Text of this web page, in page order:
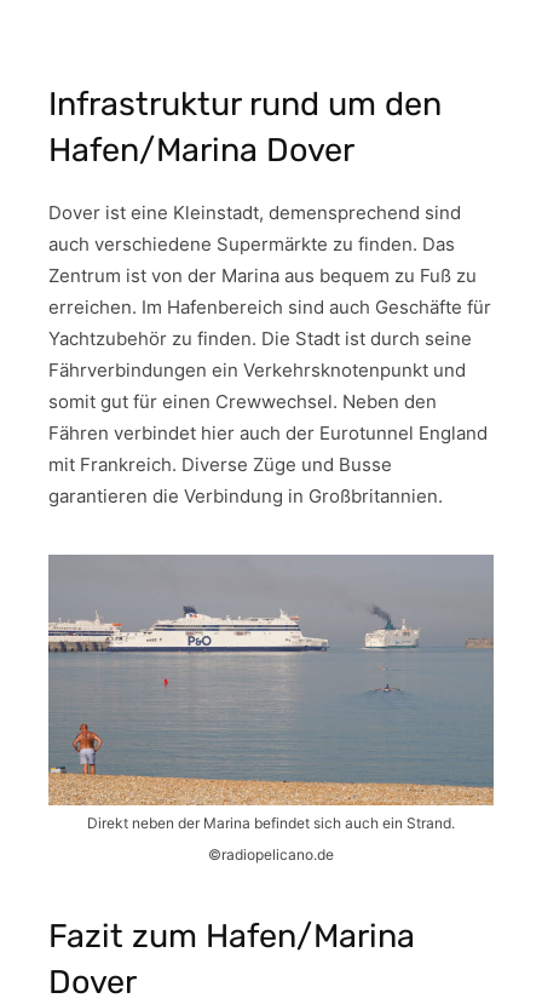
Infrastruktur rund um den
Hafen/Marina Dover
Dover ist eine Kleinstadt, demensprechend sind
auch verschiedene Supermärkte zu finden. Das
Zentrum ist von der Marina aus bequem zu Fuß zu
erreichen. Im Hafenbereich sind auch Geschäfte für
Yachtzubehör zu finden. Die Stadt ist durch seine
Fährverbindungen ein Verkehrsknotenpunkt und
somit gut für einen Crewwechsel. Neben den
Fähren verbindet hier auch der Eurotunnel England
mit Frankreich. Diverse Züge und Busse
garantieren die Verbindung in Großbritannien.
Direkt neben der Marina befindet sich auch ein Strand.
©radiopelicano.de
Fazit zum Hafen/Marina
Dover